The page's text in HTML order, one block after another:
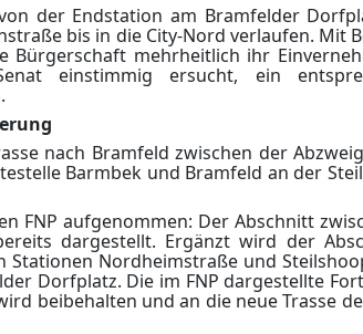
der Endstation am Bramfelder
bis in die City-Nord verlaufen. Mit
Bürgerschaft mehrheitlich ihr
einstimmig ersucht, ein
nach Bramfeld zwischen der
Barmbek und Bramfeld an der
FNP aufgenommen: Der Abschnitt
dargestellt. Ergänzt wird der
Nordheimstraße und
Dorfplatz. Die im FNP dargestellte
beibehalten und an die neue Trasse